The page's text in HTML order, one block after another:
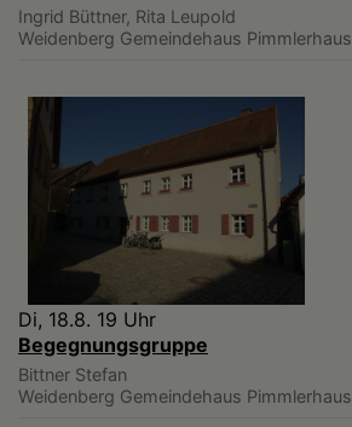
Ingrid Büttner, Rita Leupold
Weidenberg Gemeindehaus Pimmlerhaus
Di, 18.8. 19 Uhr
Begegnungsgruppe
Bittner Stefan
Weidenberg Gemeindehaus Pimmlerhaus